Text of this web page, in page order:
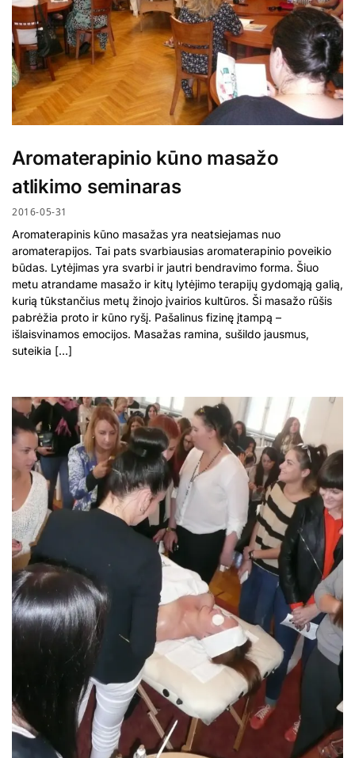
Aromaterapinio kūno masažo
atlikimo seminaras
2016-05-31
Aromaterapinis kūno masažas yra neatsiejamas nuo
aromaterapijos. Tai pats svarbiausias aromaterapinio poveikio
būdas. Lytėjimas yra svarbi ir jautri bendravimo forma. Šiuo
metu atrandame masažo ir kitų lytėjimo terapijų gydomąją galią,
kurią tūkstančius metų žinojo įvairios kultūros. Ši masažo rūšis
pabrėžia proto ir kūno ryšį. Pašalinus fizinę įtampą –
išlaisvinamos emocijos. Masažas ramina, sušildo jausmus,
suteikia […]